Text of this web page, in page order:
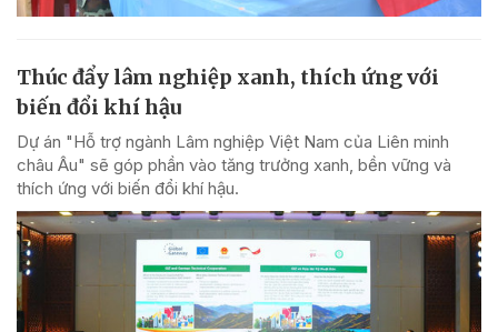
Thúc đẩy lâm nghiệp xanh, thích ứng với
biến đổi khí hậu
Dự án "Hỗ trợ ngành Lâm nghiệp Việt Nam của Liên minh
châu Âu" sẽ góp phần vào tăng trưởng xanh, bền vững và
thích ứng với biến đổi khí hậu.